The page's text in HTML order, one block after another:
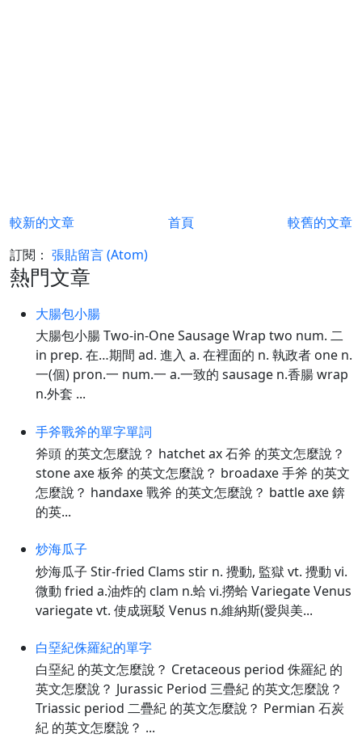
較新的文章 較舊的文章
首頁
訂閱： 張貼留言 (Atom)
熱門文章
大腸包小腸
大腸包小腸 Two-in-One Sausage Wrap two num. 二
in prep. 在…期間 ad. 進入 a. 在裡面的 n. 執政者 one n.
一(個) pron.一 num.一 a.一致的 sausage n.香腸 wrap
n.外套 ...
手斧戰斧的單字單詞
斧頭 的英文怎麼說？ hatchet ax 石斧 的英文怎麼說？
stone axe 板斧 的英文怎麼說？ broadaxe 手斧 的英文
怎麼說？ handaxe 戰斧 的英文怎麼說？ battle axe 錛
的英...
炒海瓜子
炒海瓜子 Stir-fried Clams stir n. 攪動, 監獄 vt. 攪動 vi.
微動 fried a.油炸的 clam n.蛤 vi.撈蛤 Variegate Venus
variegate vt. 使成斑駁 Venus n.維納斯(愛與美...
白堊紀侏羅紀的單字
白堊紀 的英文怎麼說？ Cretaceous period 侏羅紀 的
英文怎麼說？ Jurassic Period 三疊紀 的英文怎麼說？
Triassic period 二疊紀 的英文怎麼說？ Permian 石炭
紀 的英文怎麼說？ ...